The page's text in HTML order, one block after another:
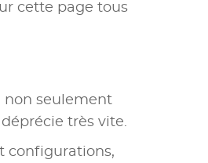
cette page tous
non seulement
très vite.
configurations,